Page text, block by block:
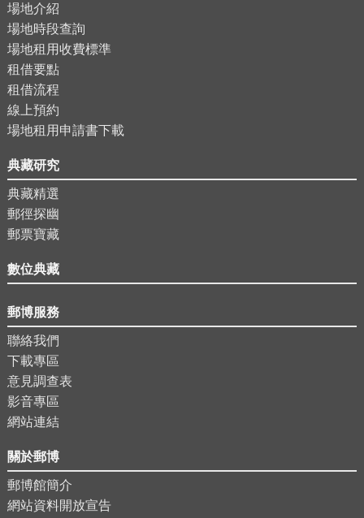
場地介紹
場地時段查詢
場地租用收費標準
租借要點
租借流程
線上預約
場地租用申請書下載
典藏研究
典藏精選
郵徑探幽
郵票寶藏
數位典藏
郵博服務
聯絡我們
下載專區
意見調查表
影音專區
網站連結
關於郵博
郵博館簡介
網站資料開放宣告